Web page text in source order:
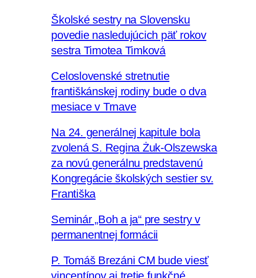
Školské sestry na Slovensku
povedie nasledujúcich päť rokov
sestra Timotea Timková
Celoslovenské stretnutie
františkánskej rodiny bude o dva
mesiace v Trnave
Na 24. generálnej kapitule bola
zvolená S. Regina Żuk-Olszewska
za novú generálnu predstavenú
Kongregácie školských sestier sv.
Františka
Seminár „Boh a ja“ pre sestry v
permanentnej formácii
P. Tomáš Brezáni CM bude viesť